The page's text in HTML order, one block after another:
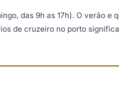
das 9h as 17h). O verão e
de cruzeiro no porto